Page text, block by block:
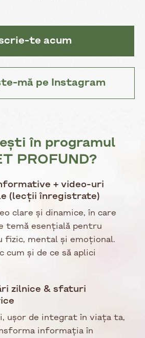
te acum
mă pe Instagram
în programul
PROFUND?
+ video-uri
(lecții înregistrate)
clare și dinamice, în care
temă esențială pentru
fizic, mental și emoțional.
cum și de ce să aplici
zilnice & sfaturi
ușor de integrat în viața ta,
informația în